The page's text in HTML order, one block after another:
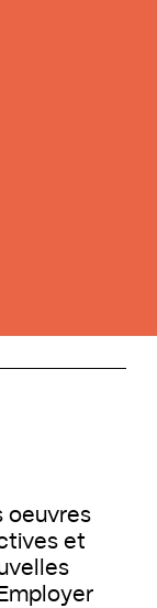
oeuvres
et